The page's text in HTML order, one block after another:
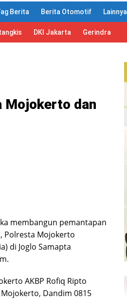
Berita Berita Otomotif Lainnya
DKI Jakarta Gerindra
Mojokerto dan
membangun pemantapan
Polresta Mojokerto
di Joglo Samapta
AKBP Rofiq Ripto
Dandim 0815